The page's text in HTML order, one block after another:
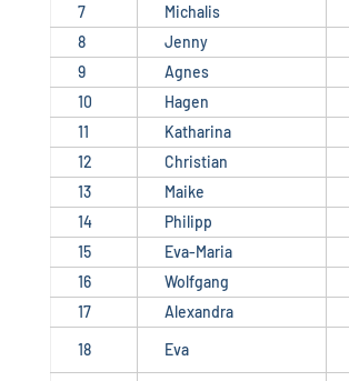
7
Michalis
8
Jenny
9
Agnes
10
Hagen
11
Katharina
12
Christian
13
Maike
14
Philipp
15
Eva-Maria
16
Wolfgang
17
Alexandra
18
Eva